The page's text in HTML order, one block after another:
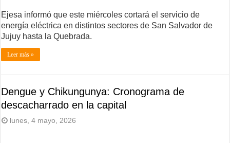
Ejesa informó que este miércoles cortará el servicio de
energía eléctrica en distintos sectores de San Salvador de
Jujuy hasta la Quebrada.
Leer más »
Dengue y Chikungunya: Cronograma de
descacharrado en la capital
lunes, 4 mayo, 2026